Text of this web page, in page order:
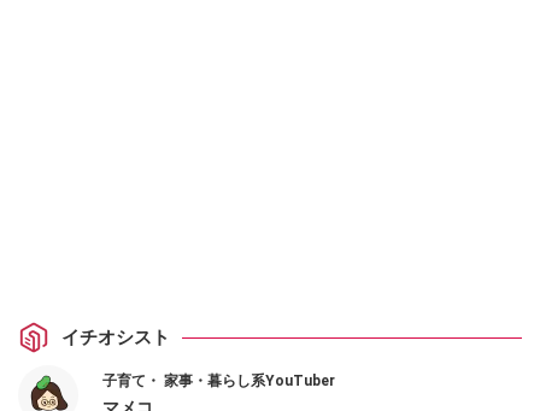
イチオシスト
子育て・ 家事・暮らし系YouTuber
マメコ